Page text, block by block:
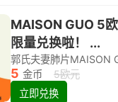
MAISON GUO 5
限量兑换啦！ ...
5 金币
5欧元
立即兑换